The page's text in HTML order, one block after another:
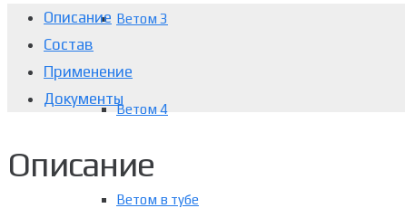
Ветом 3
Ветом 4
Ветом в тубе
Описание
Состав
Применение
Документы
Описание